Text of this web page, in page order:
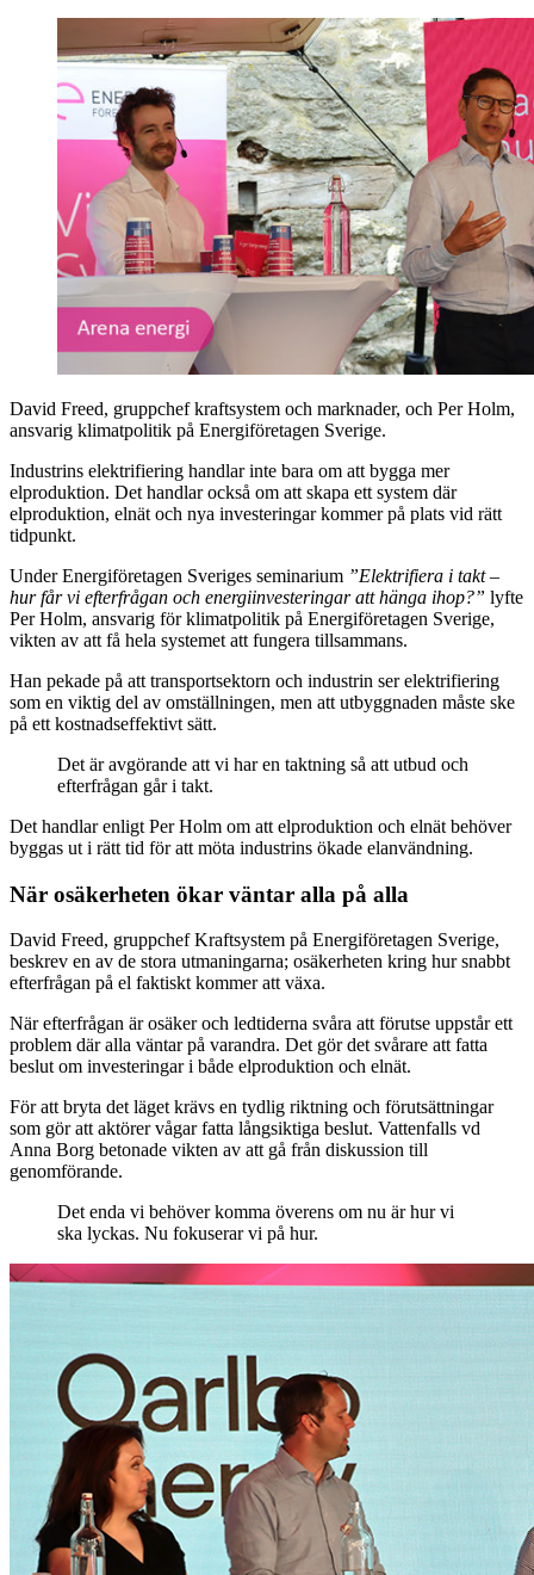
David Freed, gruppchef kraftsystem och marknader, och Per Holm,
ansvarig klimatpolitik på Energiföretagen Sverige.
Industrins elektrifiering handlar inte bara om att bygga mer
elproduktion. Det handlar också om att skapa ett system där
elproduktion, elnät och nya investeringar kommer på plats vid rätt
tidpunkt.
Under Energiföretagen Sveriges seminarium ”Elektrifiera i takt –
hur får vi efterfrågan och energiinvesteringar att hänga ihop?” lyfte
Per Holm, ansvarig för klimatpolitik på Energiföretagen Sverige,
vikten av att få hela systemet att fungera tillsammans.
Han pekade på att transportsektorn och industrin ser elektrifiering
som en viktig del av omställningen, men att utbyggnaden måste ske
på ett kostnadseffektivt sätt.
Det är avgörande att vi har en taktning så att utbud och
efterfrågan går i takt.
Det handlar enligt Per Holm om att elproduktion och elnät behöver
byggas ut i rätt tid för att möta industrins ökade elanvändning.
När osäkerheten ökar väntar alla på alla
David Freed, gruppchef Kraftsystem på Energiföretagen Sverige,
beskrev en av de stora utmaningarna; osäkerheten kring hur snabbt
efterfrågan på el faktiskt kommer att växa.
När efterfrågan är osäker och ledtiderna svåra att förutse uppstår ett
problem där alla väntar på varandra. Det gör det svårare att fatta
beslut om investeringar i både elproduktion och elnät.
För att bryta det läget krävs en tydlig riktning och förutsättningar
som gör att aktörer vågar fatta långsiktiga beslut. Vattenfalls vd
Anna Borg betonade vikten av att gå från diskussion till
genomförande.
Det enda vi behöver komma överens om nu är hur vi
ska lyckas. Nu fokuserar vi på hur.